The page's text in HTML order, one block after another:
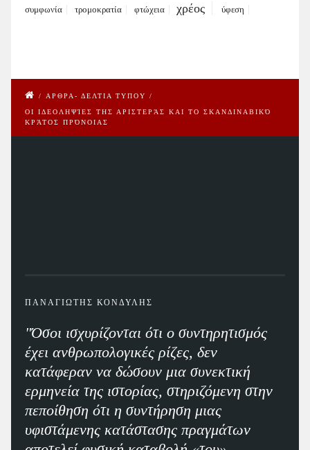
συμφωνία
τρομοκρατία φτώχεια χρέος ύφεση
/ ΑΡΘΡΑ- ΔΕΛΤΙΑ ΤΥΠΟΥ /
ΟΙ ΙΔΕΟΛΗΨΊΕΣ ΤΗΣ ΑΡΙΣΤΕΡΆΣ ΚΑΙ ΤΟ ΣΚΑΝΔΙΝΑΒΙΚΌ
ΚΡΆΤΟΣ ΠΡΌΝΟΙΑΣ
ΠΑΝΑΓΙΩΤΗΣ ΚΟΝΔΥΛΗΣ
"Όσοι ισχυρίζονται ότι ο συντηρητισμός
έχει ανθρωπολογικές ρίζες, δεν
κατάφεραν να δώσουν μια συνεκτική
ερμηνεία της ιστορίας, στηριζόμενη στην
πεποίθηση ότι η συντήρηση μιας
υφιστάμενης κατάστασης πραγμάτων